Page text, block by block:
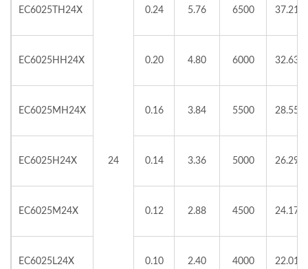
EC6025TH24X
24
0.24 5.76 6500 37.21
EC6025HH24X 0.20 4.80 6000 32.63
EC6025MH24X 0.16 3.84 5500 28.55
EC6025H24X 0.14 3.36 5000 26.29
EC6025M24X 0.12 2.88 4500 24.17
EC6025L24X 0.10 2.40 4000 22.01